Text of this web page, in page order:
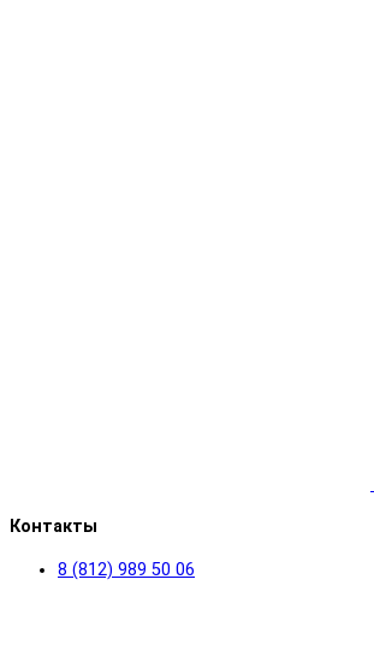
Контакты
8 (812) 989 50 06